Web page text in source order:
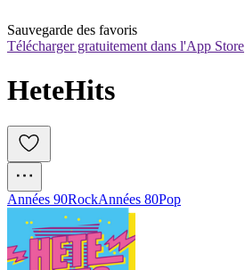
Sauvegarde des favoris
Télécharger gratuitement dans l'App Store
HeteHits
Années 90RockAnnées 80Pop